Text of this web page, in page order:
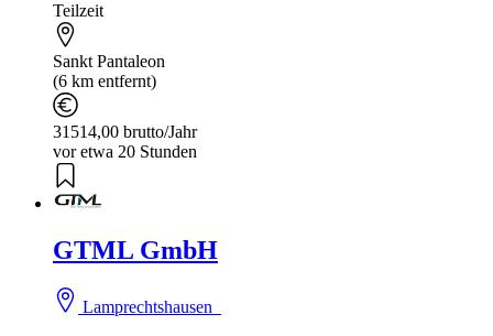
Teilzeit
Sankt Pantaleon
(6 km entfernt)
31514,00 brutto/Jahr
vor etwa 20 Stunden
GTML GmbH
Lamprechtshausen